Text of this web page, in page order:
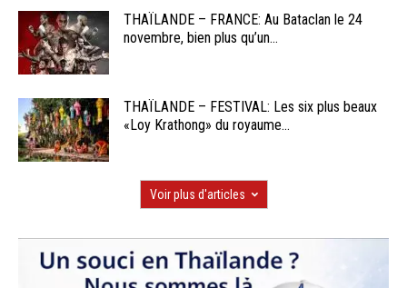
THAÏLANDE – FRANCE: Au Bataclan le 24
novembre, bien plus qu’un...
THAÏLANDE – FESTIVAL: Les six plus beaux
«Loy Krathong» du royaume...
Voir plus d'articles